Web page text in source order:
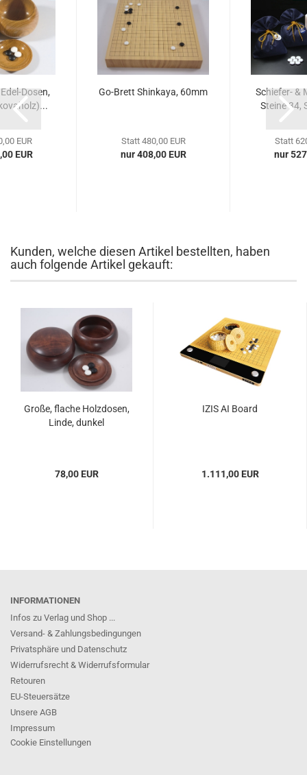
Dosen,
EUR
EUR
Go-Brett Shinkaya, 60mm
Statt 480,00 EUR
nur 408,00 EUR
Schiefer- &
Steine 34,
Statt
nur
Kunden, welche diesen Artikel bestellten, haben
auch folgende Artikel gekauft:
Große, flache Holzdosen,
Linde, dunkel
78,00 EUR
IZIS AI Board
1.111,00 EUR
INFORMATIONEN
Infos zu Verlag und Shop ...
Versand- & Zahlungsbedingungen
Privatsphäre und Datenschutz
Widerrufsrecht & Widerrufsformular
Retouren
EU-Steuersätze
Unsere AGB
Impressum
Cookie Einstellungen